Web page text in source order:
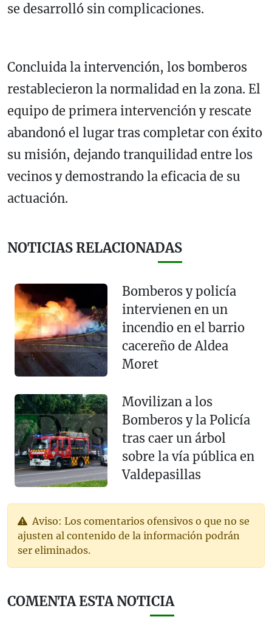
se desarrolló sin complicaciones.
Concluida la intervención, los bomberos
restablecieron la normalidad en la zona. El
equipo de primera intervención y rescate
abandonó el lugar tras completar con éxito
su misión, dejando tranquilidad entre los
vecinos y demostrando la eficacia de su
actuación.
NOTICIAS RELACIONADAS
Bomberos y policía
intervienen en un
incendio en el barrio
cacereño de Aldea
Moret
Movilizan a los
Bomberos y la Policía
tras caer un árbol
sobre la vía pública en
Valdepasillas
Aviso: Los comentarios ofensivos o que no se
ajusten al contenido de la información podrán
ser eliminados.
COMENTA ESTA NOTICIA